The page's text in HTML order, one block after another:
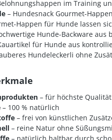
im Training
– Hundesnack Gourmet-
Happen für Hunde lassen
Hunde-Backware aus
für Hunde aus
Hundeleckerli ohne
– für höchste Qualität
– 100 % natürlich
– frei von künstlichen
– reine Natur ohne